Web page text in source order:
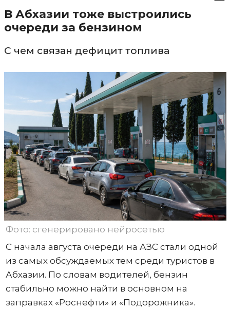
В Абхазии тоже выстроились
очереди за бензином
С чем связан дефицит топлива
Фото: сгенерировано нейросетью
С начала августа очереди на АЗС стали одной
из самых обсуждаемых тем среди туристов в
Абхазии. По словам водителей, бензин
стабильно можно найти в основном на
заправках «Роснефти» и «Подорожника».